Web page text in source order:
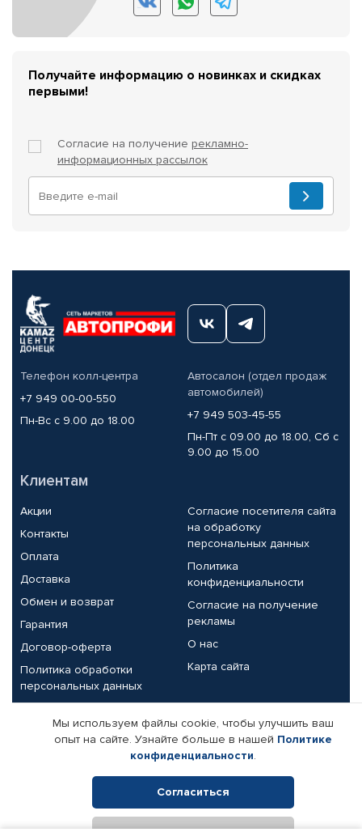
Получайте информацию о новинках и скидках
первыми!
Согласие на получение рекламно-
информационных рассылок
Телефон колл-центра
+7 949 00-00-550
Пн-Вс с 9.00 до 18.00
Автосалон (отдел продаж
автомобилей)
+7 949 503-45-55
Пн-Пт с 09.00 до 18.00, Сб с
9.00 до 15.00
Клиентам
Акции
Контакты
Оплата
Доставка
Обмен и возврат
Гарантия
Договор-оферта
Политика обработки
персональных данных
Согласие посетителя сайта
на обработку
персональных данных
Политика
конфиденциальности
Согласие на получение
рекламы
О нас
Карта сайта
Партнерам
Корпоративным клиентам
Поставщикам
Реквизиты компании
Мы используем файлы cookie, чтобы улучшить ваш
опыт на сайте. Узнайте больше в нашей Политике
конфиденциальности.
Согласиться